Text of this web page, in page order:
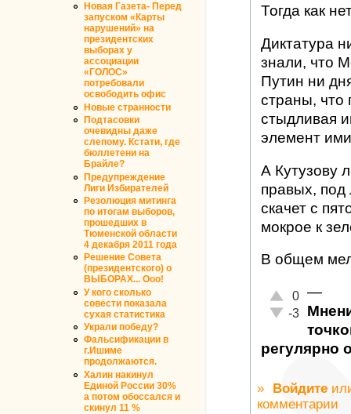
Новая Газета- Перед
запуском «Карты
нарушений» на
президентских
выборах у
ассоциации
«ГОЛОС»
потребовали
освободить офис
Новые странности
Подтасовки
очевидны даже
слепому. Кстати, где
бюллетени на
Брайле?
Предупреждение
Лиги Избирателей
Резолюция митинга
по итогам выборов,
прошедших в
Тюменской области
4 декабря 2011 года
Решение Совета
(президентского) о
ВЫБОРАХ... Ооо!
У кого сколько
совести показала
сухая статистика
Украли победу?
Фальсификации в
г.Ишиме
продолжаются.
Халин накинул
Единой России 30%
а потом обоссался и
скинул 11 %
Тогда как
Диктатура
знали, что
Путин ни
страны, что
стыдливая
элемент
А Кутузову
правых, под
скачет с
мокрое к
В общем
Отлично!
0
Неадекватно!
-3
—
регулярно
» Войдите
комментарии